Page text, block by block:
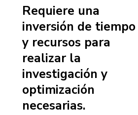
Requiere una
inversión de tiempo
y recursos para
realizar la
investigación y
optimización
necesarias.